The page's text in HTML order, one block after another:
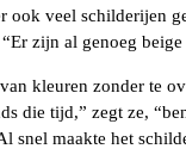
ook veel schilderijen
zijn al genoeg
kleuren zonder te
die tijd,” zegt ze,
snel maakte het